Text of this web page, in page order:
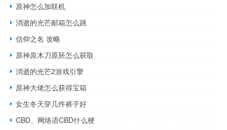
原神怎么加联机
消逝的光芒邮箱怎么跳
信仰之名 攻略
原神原木刀原胚怎么获取
消逝的光芒2游戏引擎
原神大佬怎么获得宝箱
女生冬天穿几件裤子好
CBD、网络语CBD什么梗